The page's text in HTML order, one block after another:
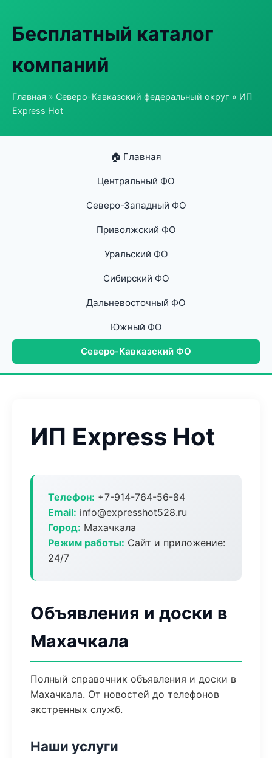
Бесплатный каталог
компаний
Главная » Северо-Кавказский федеральный округ » ИП
Express Hot
🏠 Главная
Центральный ФО
Северо-Западный ФО
Приволжский ФО
Уральский ФО
Сибирский ФО
Дальневосточный ФО
Южный ФО
Северо-Кавказский ФО
ИП Express Hot
Телефон: +7-914-764-56-84
Email: info@expresshot528.ru
Город: Махачкала
Режим работы: Сайт и приложение:
24/7
Объявления и доски в
Махачкала
Полный справочник объявления и доски в
Махачкала. От новостей до телефонов
экстренных служб.
Наши услуги